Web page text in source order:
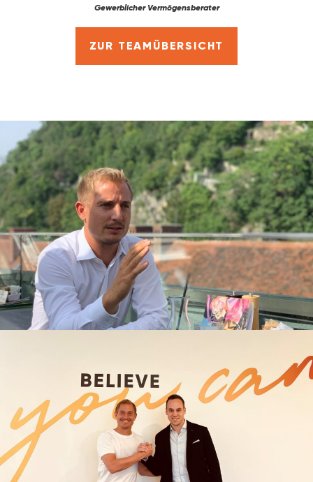
Gewerblicher Vermögensberater
ZUR TEAMÜBERSICHT